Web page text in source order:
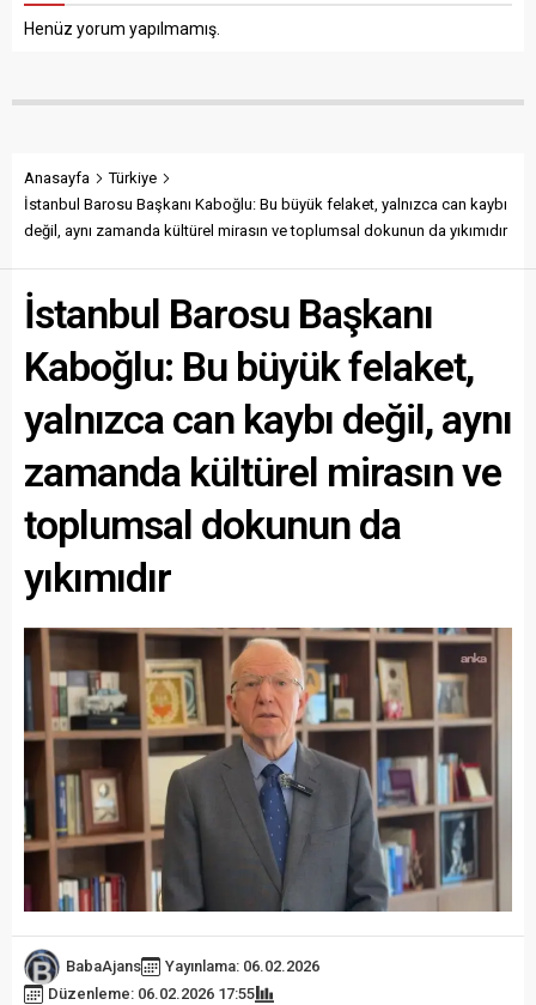
Henüz yorum yapılmamış.
Anasayfa
Türkiye
İstanbul Barosu Başkanı Kaboğlu: Bu büyük felaket, yalnızca can kaybı
değil, aynı zamanda kültürel mirasın ve toplumsal dokunun da yıkımıdır
İstanbul Barosu Başkanı
Kaboğlu: Bu büyük felaket,
yalnızca can kaybı değil, aynı
zamanda kültürel mirasın ve
toplumsal dokunun da
yıkımıdır
BabaAjans
Yayınlama: 06.02.2026
Düzenleme: 06.02.2026 17:55